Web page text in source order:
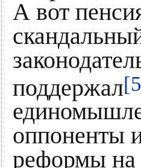
А вот
поддержал
оппоненты
реформы на